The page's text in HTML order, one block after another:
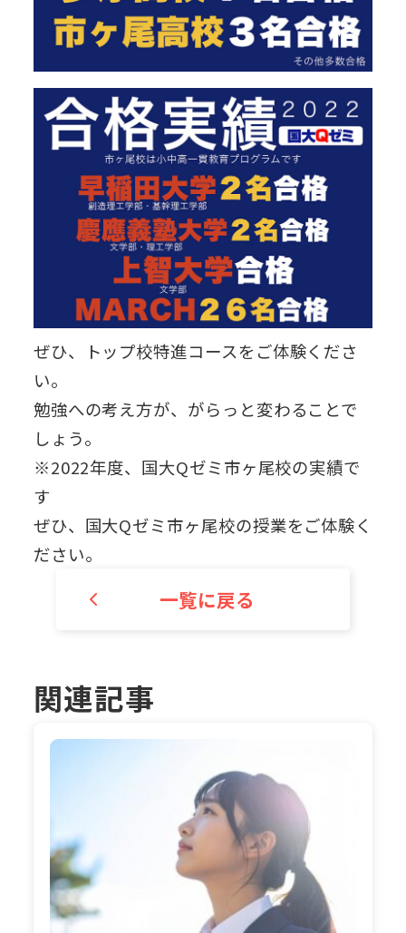
ぜひ、トップ校特進コースをご体験くださ
い。
勉強への考え方が、がらっと変わることで
しょう。
※2022年度、国大Qゼミ市ヶ尾校の実績で
す
ぜひ、国大Qゼミ市ヶ尾校の授業をご体験く
ださい。
一覧に戻る
関連記事